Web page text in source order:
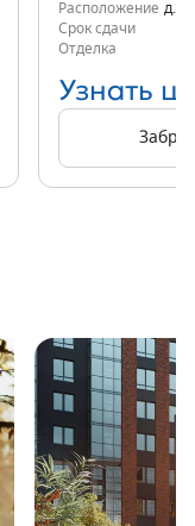
Расположение д.6-
Срок сдачи
Отделка
Узнать